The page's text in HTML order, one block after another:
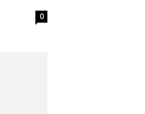
0